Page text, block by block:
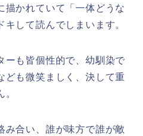
描かれていて「一体どうな
して読んでしまいます。
ーも皆個性的で、幼馴染で
ども微笑ましく、決して重
み合い、誰が味方で誰が敵